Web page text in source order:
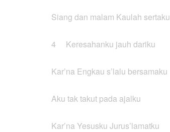
Siang dan malam Kaulah sertaku
4 Keresahanku jauh dariku
Kar’na Engkau s’lalu bersamaku
Aku tak takut pada ajalku
Kar’na Yesusku Jurus’lamatku